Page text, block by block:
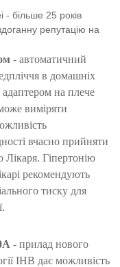
- більше 25 років
репутацію на
- автоматичний
в домашніх
на плече
виміряти
вчасно прийняти
Лікаря. Гіпертонію
рекомендують
тиску для
- прилад нового
IHB дає можливість